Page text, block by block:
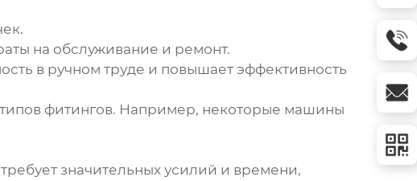
на обслуживание и ремонт.
в ручном труде и повышает эффективность
фитингов. Например, некоторые машины
значительных усилий и времени,